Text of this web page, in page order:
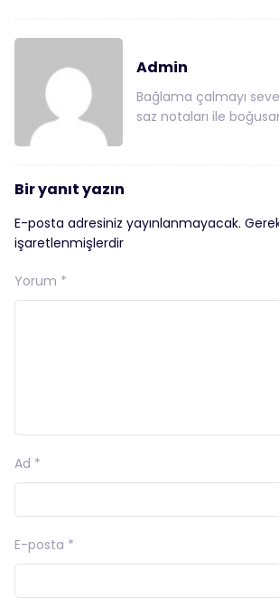
Admin
Bağlama çalmayı
saz notaları ile
Bir yanıt yazın
E-posta adresiniz yayınlanmayacak.
işaretlenmişlerdir
Yorum *
Ad *
E-posta *